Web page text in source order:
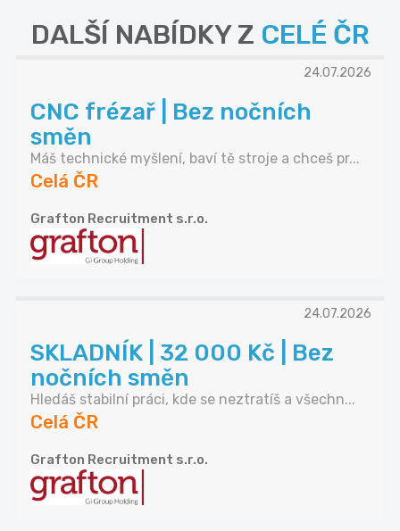
DALŠÍ NABÍDKY Z CELÉ ČR
24.07.2026
CNC frézař | Bez nočních
směn
Máš technické myšlení, baví tě stroje a chceš pr...
Celá ČR
Grafton Recruitment s.r.o.
24.07.2026
SKLADNÍK | 32 000 Kč | Bez
nočních směn
Hledáš stabilní práci, kde se neztratíš a všechn...
Celá ČR
Grafton Recruitment s.r.o.